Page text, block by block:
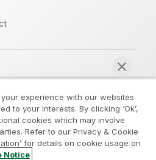
Legal Policies
experience with our websites
to your interests. By clicking ‘Ok’,
cookies which may involve
Refer to our Privacy & Cookie
for details on cookie usage on
Notice